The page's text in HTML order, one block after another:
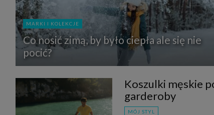
MARKI I KOLEKCJE
Co nosić zimą, by było ciepła ale się nie
pocić?
Koszulki męskie
garderoby
MÓJ STYL